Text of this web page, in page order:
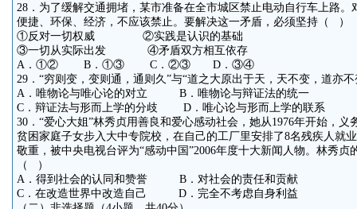
28．为了缓解交通拥堵，某市准备在全市城区禁止电动自行车上路
便捷、环保、经济，不应该禁止。要解决这一矛盾，必须坚持（ ）
①反对一切权威 ②实践是认识的基础
③一切从实际出发 ④矛盾双方相互依存
A．①② B．①③ C．②③ D．③④
29．“穷则变，变则通，通则久”与“道之大原出于天，天不变，道亦
A．唯物论与唯心论的对立 B．唯物论与辩证法的统一
C．辩证法与形而上学的分歧 D．唯心论与形而上学的联系
30．“爱心大姐”林秀贞用善良和爱心感动社会，她从1976年开始，义
贫困家庭子女步入大中专院校，在自己的工厂里安排了8名残疾人就
敬重，被中央电视台评为“感动中国”2006年度十大新闻人物。林秀
（ ）
A．得到社会的认同和赞誉 B．对社会的责任和贡献
C．在改造世界中改造自己 D．完全不考虑自身利益